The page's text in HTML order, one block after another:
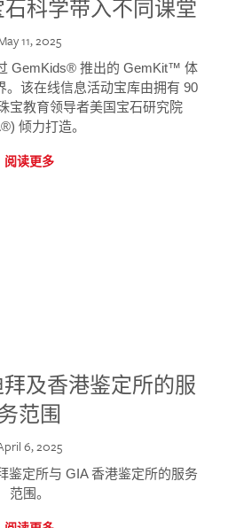
石科学带入不同课堂
11, 2025
GemKids® 推出的 GemKit™ 体
。该在线信息活动宝库由拥有 90
宝教育领导者美国宝石研究院
倾力打造。
阅读更多
拜及香港鉴定所的服
范围
6, 2025
鉴定所与 GIA 香港鉴定所的服务
范围。